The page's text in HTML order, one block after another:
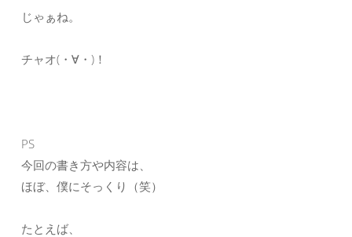
じゃぁね。
チャオ(・∀・)！
PS
今回の書き方や内容は、
ほぼ、僕にそっくり（笑）
たとえば、